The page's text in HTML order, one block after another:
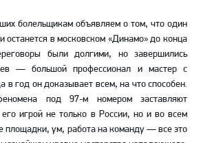
болельщикам объявляем о том, что один
останется в московском «Динамо» до конца
были долгими, но завершились
— большой профессионал и мастер с
в год он доказывает всем, на что способен.
под 97-м номером заставляют
его игрой не только в России, но и во всем
площадки, ум, работа на команду — все это